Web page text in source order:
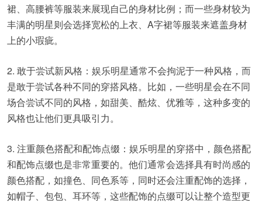
裙、高腰裤等服装来展现自己的身材比例；而一些身材较为
丰满的明星则会选择宽松的上衣、A字裙等服装来遮盖身材
上的小瑕疵。
2. 敢于尝试新风格：娱乐明星通常不会拘泥于一种风格，而
是敢于尝试各种不同的穿搭风格。比如，一些明星会在不同
场合尝试不同的风格，如甜美、酷炫、优雅等，这种多变的
风格也让他们更具吸引力。
3. 注重颜色搭配和配饰点缀：娱乐明星的穿搭中，颜色搭配
和配饰点缀也是非常重要的。他们通常会选择具有时尚感的
颜色搭配，如撞色、同色系等，同时还会注重配饰的选择，
如帽子、包包、耳环等，这些配饰的点缀可以让整个造型更